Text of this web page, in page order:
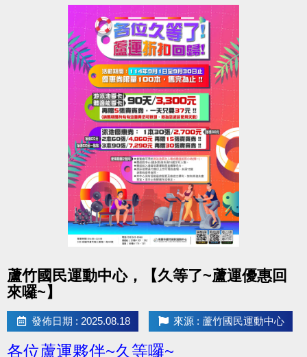
小提醒，請詳閱注意事項喔~
------------------------------------------
點擊下方連結報名!
比賽規範:
https://drive.google.com/file/d/15owmGHj7tJB-
s40F6WouBqw7RmJ6Ydiq/view?usp=sharing
報名連結:
https://www.beclass.com/
------------------------------------------
若有相關問題，請不吝撥打03-2639066 #121!
蘆竹國民運動中心，【久等了~蘆運優惠回
來囉~】
發佈日期 : 2025.08.18 來源 : 蘆竹國民運動中心
各位蘆運夥伴~久等囉~